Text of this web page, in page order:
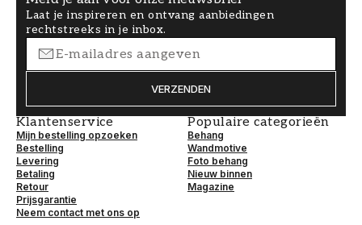
Laat je inspireren en ontvang aanbiedingen
rechtstreeks in je inbox.
VERZENDEN
Klantenservice
Mijn bestelling opzoeken
Bestelling
Levering
Betaling
Retour
Prijsgarantie
Neem contact met ons op
Populaire categorieën
Behang
Wandmotive
Foto behang
Nieuw binnen
Magazine